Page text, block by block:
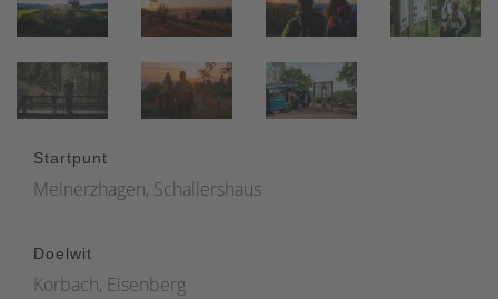
Startpunt
Meinerzhagen, Schallershaus
Doelwit
Korbach, Eisenberg